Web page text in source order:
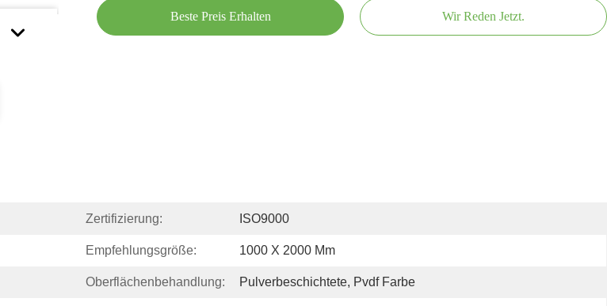
Beste Preis Erhalten Wir Reden Jetzt.
Zertifizierung: ISO9000
Empfehlungsgröße: 1000 X 2000 Mm
Oberflächenbehandlung: Pulverbeschichtete, Pvdf Farbe